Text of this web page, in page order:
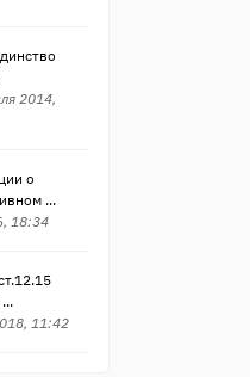
2014,
о
...
18:34
11:42